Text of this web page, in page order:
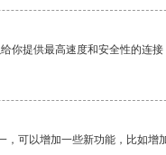
你提供最高速度和安全性的连接
可以增加一些新功能，比如增